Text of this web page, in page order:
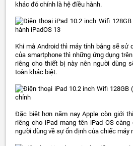
khác đó chính là hệ điều hành.
Khi mà Android thì máy tính bảng sẽ sử
của smartphone thì những ứng dụng
riêng cho thiết bị này nên người dùng
toàn khác biệt.
Đặc biệt hơn năm nay Apple còn giới
riêng cho iPad mang tên iPad OS
người dùng về sự ổn định của chiếc máy